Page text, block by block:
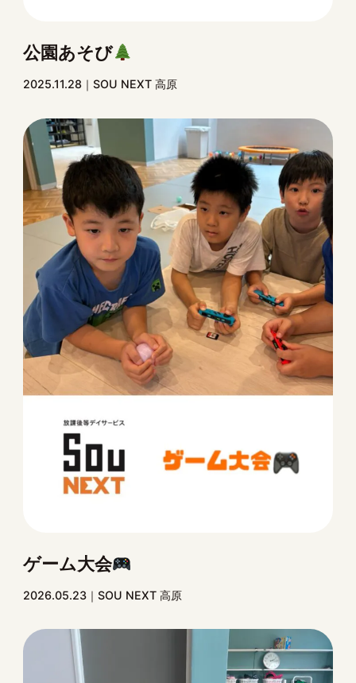
公園あそび
2025.11.28 SOU NEXT 高原
ゲーム大会
2026.05.23 SOU NEXT 高原